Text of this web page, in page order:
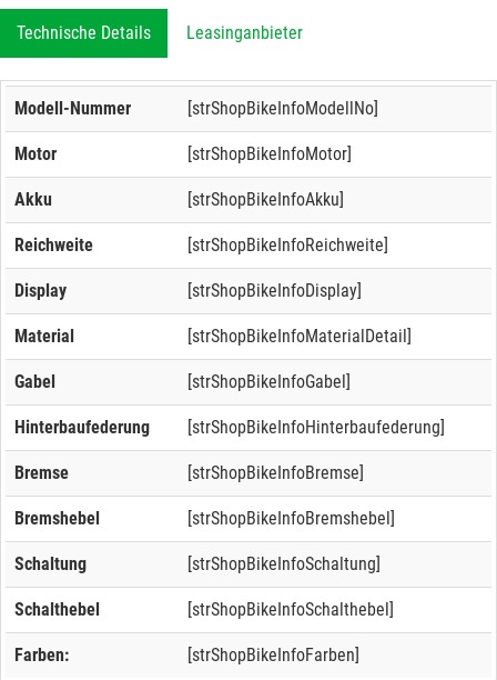
Technische Details Leasinganbieter
Modell-Nummer [strShopBikeInfoModellNo]
Motor [strShopBikeInfoMotor]
Akku [strShopBikeInfoAkku]
Reichweite [strShopBikeInfoReichweite]
Display [strShopBikeInfoDisplay]
Material [strShopBikeInfoMaterialDetail]
Gabel [strShopBikeInfoGabel]
Hinterbaufederung [strShopBikeInfoHinterbaufederung]
Bremse [strShopBikeInfoBremse]
Bremshebel [strShopBikeInfoBremshebel]
Schaltung [strShopBikeInfoSchaltung]
Schalthebel [strShopBikeInfoSchalthebel]
Farben: [strShopBikeInfoFarben]